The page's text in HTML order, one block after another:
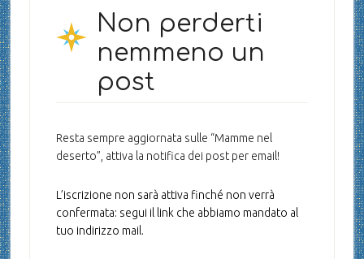
Non perderti
nemmeno un
post
Resta sempre aggiornata sulle “Mamme nel
deserto”, attiva la notifica dei post per email!
L’iscrizione non sarà attiva finché non verrà
confermata: segui il link che abbiamo mandato al
tuo indirizzo mail.